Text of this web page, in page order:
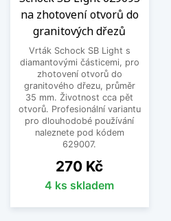
instalace baterie nebo
bezproblémová. Výsledek
čistý.
Vyberte si vrták nebo lis
kuchyňského dřezu, který
a profesionální výsledek.
Zobrazit méně
na zhotovení otvorů do
granitových dřezů
Vrták Schock SB Light s
diamantovými částicemi, pro
zhotovení otvorů do
granitového dřezu, průměr
35 mm. Životnost cca pět
otvorů. Profesionální variantu
pro dlouhodobé používání
naleznete pod kódem
629007.
Cena
270 Kč
4 ks skladem